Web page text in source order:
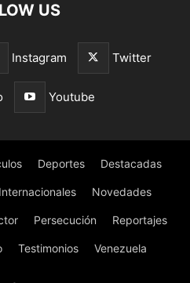
US
Instagram Twitter
Youtube
Deportes Destacadas
Internacionales Novedades
Persecución Reportajes
Testimonios Venezuela